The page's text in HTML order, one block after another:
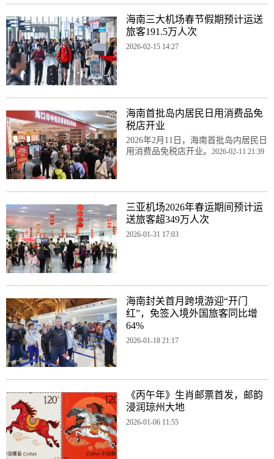
海南三大机场春节假期预计运送
旅客191.5万人次
2026-02-15 14:27
海南首批岛内居民日用消费品免
税店开业
2026年2月11日，海南首批岛内居民日
用消费品免税店开业。 2026-02-11 21:39
三亚机场2026年春运期间预计运
送旅客超349万人次
2026-01-31 17:03
海南封关首月跨境游迎“开门
红”，免签入境外国旅客同比增
64%
2026-01-18 21:17
《丙午年》生肖邮票首发，邮韵
浸润琼州大地
2026-01-06 11:55